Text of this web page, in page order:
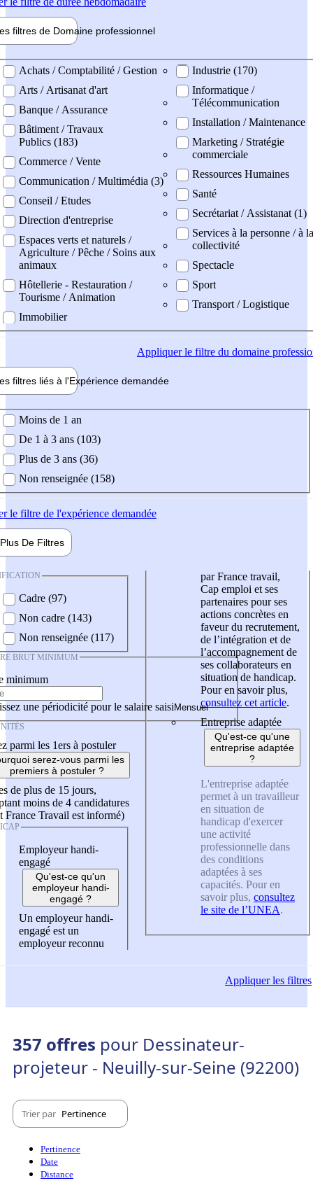
filtres de Domaine professionnel
professionel
Achats / Comptabilité / Gestion
Arts / Artisanat d'art
Banque / Assurance
Bâtiment / Travaux
Publics (183)
Commerce / Vente
Communication / Multimédia (3)
Conseil / Etudes
Direction d'entreprise
Espaces verts et naturels /
Agriculture / Pêche / Soins aux
animaux
Hôtellerie - Restauration /
Tourisme / Animation
Immobilier
Industrie (170)
Informatique /
Télécommunication
Installation / Maintenance
Marketing / Stratégie
commerciale
Ressources Humaines
Santé
Secrétariat / Assistanat (1)
Services à la personne / à la
collectivité
Spectacle
Sport
Transport / Logistique
Appliquerle filtre du domaine
filtres liés à l'Expérience demandée
demandée
Moins de 1 an
De 1 à 3 ans (103)
Plus de 3 ans (36)
Non renseignée (158)
le filtre de l'expérience demandée
Plus De Filtres
Cadre (97)
Non cadre (143)
Non renseignée (117)
BRUT MINIMUM
minimum
une périodicité pour le salaire saisi
parmi les 1ers à postuler
serez-vous parmi les
premiers à postuler ?
de plus de 15 jours,
moins de 4 candidatures
France Travail est informé)
Employeur handi-
engagé
Qu'est-ce qu'un
employeur handi-
engagé ?
Un employeur handi-
engagé est un
employeur reconnu
par France travail,
Cap emploi et ses
partenaires pour ses
actions concrètes en
faveur du recrutement,
de l’intégration et de
l’accompagnement de
ses collaborateurs en
situation de handicap.
Pour en savoir plus,
consultez cet article.
Entreprise adaptée
Qu'est-ce qu'une
entreprise adaptée
?
L'entreprise adaptée
permet à un travailleur
en situation de
handicap d'exercer
une activité
professionnelle dans
des conditions
adaptées à ses
capacités. Pour en
savoir plus, consultez
le site de l’UNEA.
Appliquerles filtres
357 offres pour Dessinateur-
projeteur - Neuilly-sur-Seine (92200)
Trier par Pertinence
Pertinence
Date
Distance